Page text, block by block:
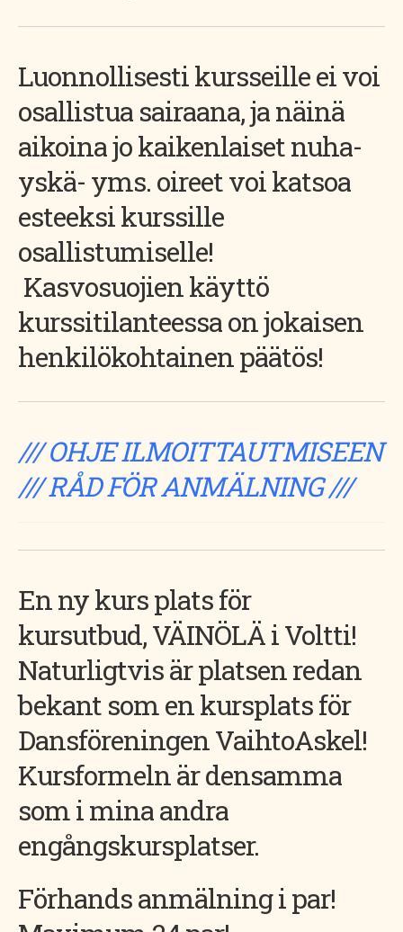
Luonnollisesti kursseille ei voi
osallistua sairaana, ja näinä
aikoina jo kaikenlaiset nuha-
yskä- yms. oireet voi katsoa
esteeksi kurssille
osallistumiselle!
Kasvosuojien käyttö
kurssitilanteessa on jokaisen
henkilökohtainen päätös!
/// OHJE ILMOITTAUTMISEEN
/// RÅD FÖR ANMÄLNING ///
En ny kurs plats för
kursutbud, VÄINÖLÄ i Voltti!
Naturligtvis är platsen redan
bekant som en kursplats för
Dansföreningen VaihtoAskel!
Kursformeln är densamma
som i mina andra
engångskursplatser.
Förhands anmälning i par!